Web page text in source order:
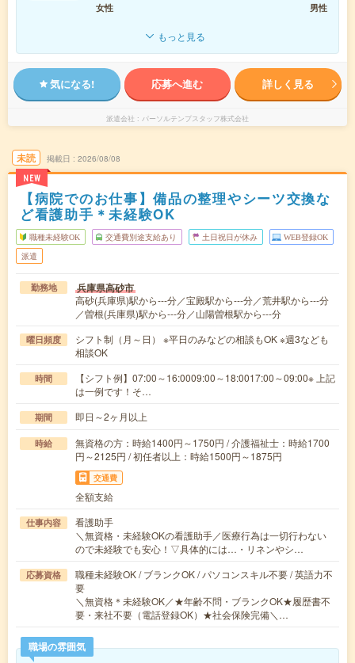
女性
男性
もっと見る
気になる! 応募へ進む 詳しく見る
派遣会社 パーソルテンプスタッフ株式会社
未読
NEW
掲載日 2026/08/08
【病院でのお仕事】備品の整理やシーツ交換な
ど看護助手＊未経験OK
職種未経験OK 交通費別途支給あり 土日祝日が休み WEB登録OK
派遣
勤務地 兵庫県高砂市
高砂(兵庫県)駅から---分／宝殿駅から---分／荒井駅から---分
／曽根(兵庫県)駅から---分／山陽曽根駅から---分
曜日頻度
シフト制（月～日） ※平日のみなどの相談もOK ※週3なども
相談OK
時間
【シフト例】07:00～16:0009:00～18:0017:00～09:00※ 上記
は一例です！そ…
期間 即日～2ヶ月以上
時給
無資格の方：時給1400円～1750円 / 介護福祉士：時給1700
円～2125円 / 初任者以上：時給1500円～1875円
交通費
全額支給
仕事内容
看護助手
＼無資格・未経験OKの看護助手／医療行為は一切行わない
ので未経験でも安心！▽具体的には…・リネンやシ…
応募資格
職種未経験OK / ブランクOK / パソコンスキル不要 / 英語力不
要
＼無資格＊未経験OK／★年齢不問・ブランクOK★履歴書不
要・来社不要（電話登録OK）★社会保険完備＼…
職場の雰囲気